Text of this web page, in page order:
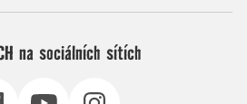
na sociálních sítích